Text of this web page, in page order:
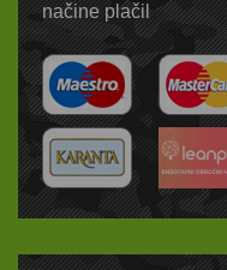
načine plačil